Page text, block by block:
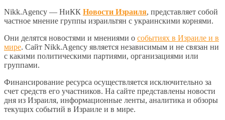
Nikk.Agency — НиКК Новости Израиля, представляет собой
частное мнение группы израильтян с украинскими корнями.
Они делятся новостями и мнениями о событиях в Израиле и в
мире. Сайт Nikk.Agency является независимым и не связан ни
с какими политическими партиями, организациями или
группами.
Финансирование ресурса осуществляется исключительно за
счет средств его участников. На сайте представлены новости
дня из Израиля, информационные ленты, аналитика и обзоры
текущих событий в Израиле и в мире.